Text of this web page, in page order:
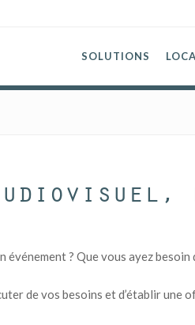
SOLUTIONS
? Que vous ayez besoin
de vos besoins et d’établir une